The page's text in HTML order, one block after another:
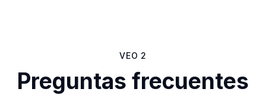
VEO 2
Preguntas frecuentes